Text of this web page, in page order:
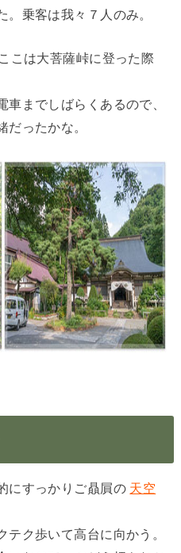
乗客は我々７人のみ。
こは大菩薩峠に登った際
車までしばらくあるので、
だったかな。
にすっかりご贔屓の 天空
テク歩いて高台に向かう。